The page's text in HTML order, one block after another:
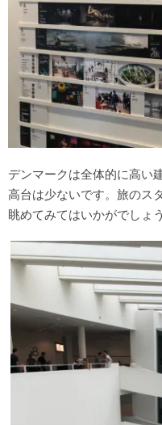
デンマークは全体的に高い
高台は少ないです。旅のス
眺めてみてはいかがでしょう